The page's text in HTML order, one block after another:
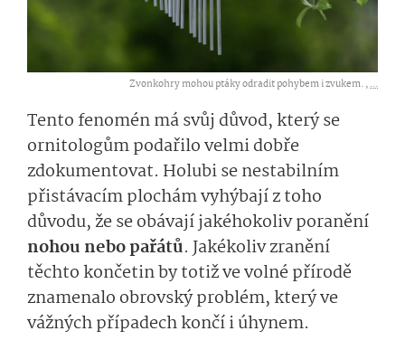
Zvonkohry mohou ptáky odradit pohybem i zvukem. ,...
Tento fenomén má svůj důvod, který se
ornitologům podařilo velmi dobře
zdokumentovat. Holubi se nestabilním
přistávacím plochám vyhýbají z toho
důvodu, že se obávají jakéhokoliv poranění
nohou nebo pařátů. Jakékoliv zranění
těchto končetin by totiž ve volné přírodě
znamenalo obrovský problém, který ve
vážných případech končí i úhynem.